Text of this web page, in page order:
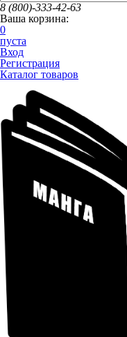
8 (800)-333-42-63
Ваша корзина:
0
пуста
Вход
Регистрация
Каталог товаров